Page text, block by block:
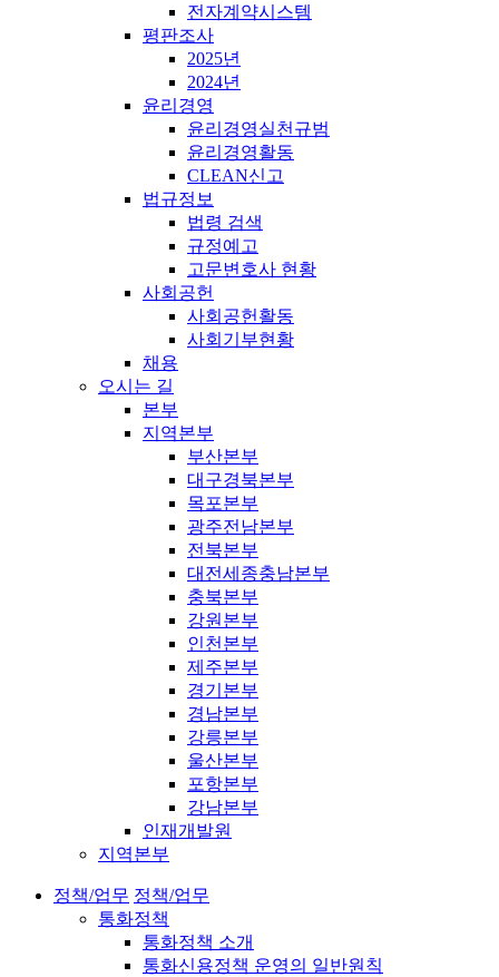
전자계약시스템
평판조사
2025년
2024년
윤리경영
윤리경영실천규범
윤리경영활동
CLEAN신고
법규정보
법령 검색
규정예고
고문변호사 현황
사회공헌
사회공헌활동
사회기부현황
채용
오시는 길
본부
지역본부
부산본부
대구경북본부
목포본부
광주전남본부
전북본부
대전세종충남본부
충북본부
강원본부
인천본부
제주본부
경기본부
경남본부
강릉본부
울산본부
포항본부
강남본부
인재개발원
지역본부
정책/업무 정책/업무
통화정책
통화정책 소개
통화신용정책 운영의 일반원칙